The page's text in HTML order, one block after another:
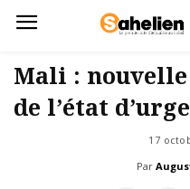
Mali :
de l’état
17
Par